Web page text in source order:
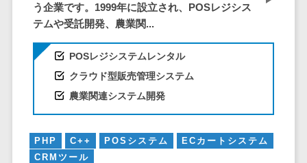
マニュアル作成ツール>
物品管理システム> RPAツール>
帳票作成サービス>
物流・流通向け
車両管理システム>
商圏分析ツール>
トレージ（ファ
イル共有）
ファイル転送
サービス
文書管理シス
テム
Web電話帳
会議効率化ツ
ール
う企業です。1999年に設立され、POSレジシス
テムや受託開発、農業関...
POSレジシステムレンタル
クラウド型販売管理システム
農業関連システム開発
PHP C++ POSシステム
ECカートシステム
CRMツール